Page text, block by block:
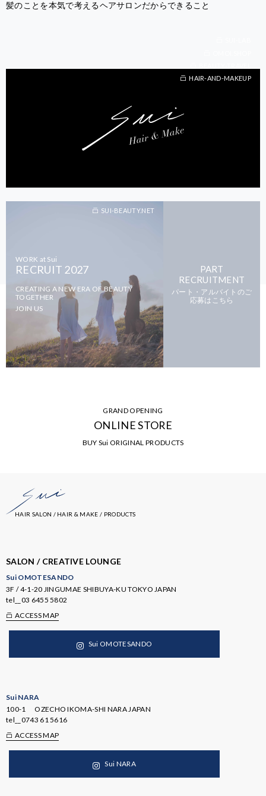
髪のことを本気で考えるヘアサロンだからできること
HAIR-AND-MAKEUP
WORK at Sui
RECRUIT 2027
CREATING A NEW ERA OF BEAUTY
TOGETHER
JOIN US
SUI-BEAUTY.NET
PART
RECRUITMENT
パート・アルバイトのご
応募はこちら
GRAND OPENING
ONLINE STORE
BUY Sui ORIGINAL PRODUCTS
HAIR SALON / HAIR & MAKE / PRODUCTS
SALON / CREATIVE LOUNGE
Sui OMOTESANDO
3F / 4-1-20 JINGUMAE SHIBUYA-KU TOKYO JAPAN
tel__ 03 6455 5802
ACCESS MAP
Sui OMOTESANDO
Sui NARA
100-1 OZECHO IKOMA-SHI NARA JAPAN
tel__ 0743 61 5616
ACCESS MAP
Sui NARA